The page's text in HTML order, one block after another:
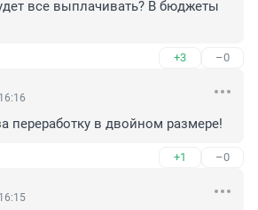
все выплачивать? В бюджеты
+3 –0
переработку в двойном размере!
+1 –0